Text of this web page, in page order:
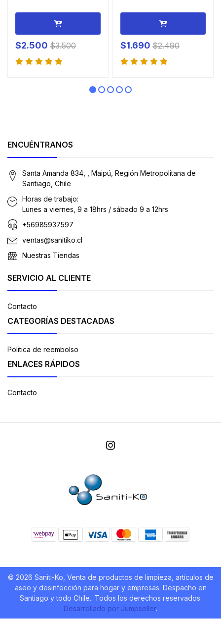
$2.500 $3.500 $1.690 $2.490
ENCUÉNTRANOS
Santa Amanda 834, , Maipú, Región Metropolitana de
Santiago, Chile
Horas de trabajo:
Lunes a viernes, 9 a 18hrs / sábado 9 a 12hrs
+56985937597
ventas@sanitiko.cl
Nuestras Tiendas
SERVICIO AL CLIENTE
Contacto
CATEGORÍAS DESTACADAS
Politica de reembolso
ENLACES RÁPIDOS
Contacto
© 2026 Saniti-Ko, Venta de productos de limpieza, artículos de
aseo y desinfección para hogar y empresas. Despacho en
Santiago y todo Chile.. Todos los derechos reservados.
Desarrollado por Jumpseller.